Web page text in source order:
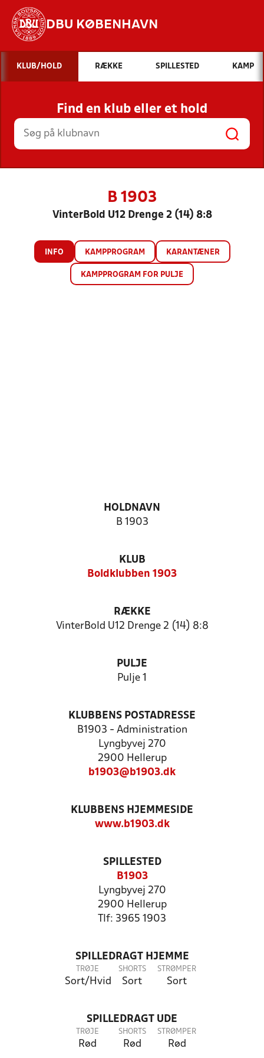
DBU KØBENHAVN
Hvad vil du søge efter?
INDHOLD OG NYHEDER
STILLINGER, RESULTATER, KLUBBER OG
HOLD
KLUB/HOLD RÆKKE SPILLESTED KAMP
Find en klub eller et hold
B 1903
VinterBold U12 Drenge 2 (14) 8:8
INFO KAMPPROGRAM KARANTÆNER
KAMPPROGRAM FOR PULJE
HOLDNAVN
B 1903
KLUB
Boldklubben 1903
RÆKKE
VinterBold U12 Drenge 2 (14) 8:8
PULJE
Pulje 1
KLUBBENS POSTADRESSE
B1903 - Administration
Lyngbyvej 270
2900 Hellerup
b1903@b1903.dk
KLUBBENS HJEMMESIDE
www.b1903.dk
SPILLESTED
B1903
Lyngbyvej 270
2900 Hellerup
Tlf: 3965 1903
SPILLEDRAGT HJEMME
TRØJE
Sort/Hvid
SHORTS
Sort
STRØMPER
Sort
SPILLEDRAGT UDE
TRØJE
Rød
SHORTS
Rød
STRØMPER
Rød